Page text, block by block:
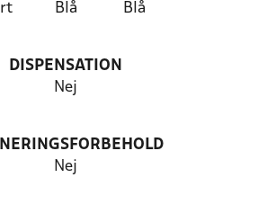
Blå Blå
DISPENSATION
Nej
Nej